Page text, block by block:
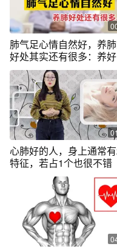
肺气足心情自然好，养
好处其实还有很多：养
皮肤也会好
心肺好的人，身上通常
特征，若占1个也很不错